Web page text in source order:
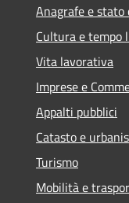
Anagrafe e stato
Cultura e tempo
Vita lavorativa
Imprese e
Appalti pubblici
Catasto e
Turismo
Mobilità e